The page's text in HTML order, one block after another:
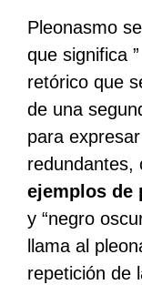
Pleonasmo
que significa
retórico que
de una
para
redundantes,
ejemplos de
y “negro
llama al
repetición de